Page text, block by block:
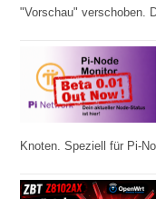
"Vorschau" verschoben.
Knoten. Speziell für Pi-